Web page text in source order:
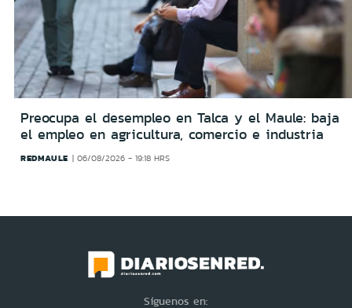
Preocupa el desempleo en Talca y el Maule: baja
el empleo en agricultura, comercio e industria
REDMAULE 06/08/2026 - 19:18 HRS
Síguenos en: